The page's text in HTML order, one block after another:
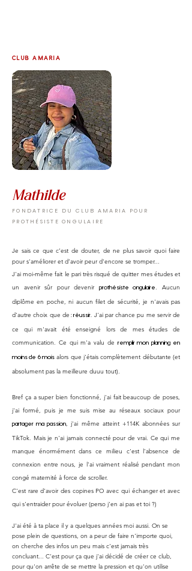
CLUB AMARIA
Mathilde
FONDATRICE DU CLUB AMARIA POUR
PROTHÉSISTE ONGULAIRE
Je sais ce que c’est de douter, de ne plus savoir quoi faire
pour s'améliorer et d’avoir peur d'encore se tromper...
J'ai moi-même fait le pari très risqué de quitter mes études et
un avenir sûr pour devenir
prothésiste ongulaire .
Aucun
diplôme en poche, ni aucun filet de sécurité, je n'avais pas
d'autre choix que de : réussir. J'ai par chance pu me servir de
ce qui m'avait été enseigné lors de mes études de
communication. Ce qui m'a valu de remplir mon planning en
moins de 6 mois alors que j'étais complètement débutante (et
absolument pas la meilleure duuu tout).
Bref ça a super bien fonctionné, j'ai fait beaucoup de poses,
j'ai formé, puis je me suis mise au réseaux sociaux pour
partager ma passion, j'ai même atteint +114K abonnées sur
TikTok. Mais je n'ai jamais connecté pour de vrai. Ce qui me
manque énormément dans ce milieu c'est l'absence de
connexion entre nous, je l'ai vraiment réalisé pendant mon
congé maternité à force de scroller.
C'est rare d'avoir des copines PO avec qui échanger et avec
qui s'entraider pour évoluer (perso j'en ai pas et toi ?)
J'ai été à ta place il y a quelques années moi aussi. On se
pose plein de questions, on a peur de faire n'importe quoi,
on cherche des infos un peu mais c'est jamais très
concluant... C'est pour ça que j'ai décidé de créer ce club,
pour qu'on arrête de se mettre la pression et qu'on utilise